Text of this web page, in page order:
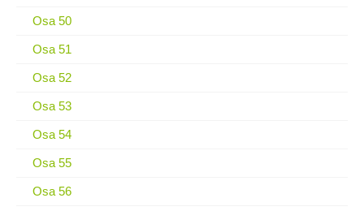
Osa 50
Osa 51
Osa 52
Osa 53
Osa 54
Osa 55
Osa 56